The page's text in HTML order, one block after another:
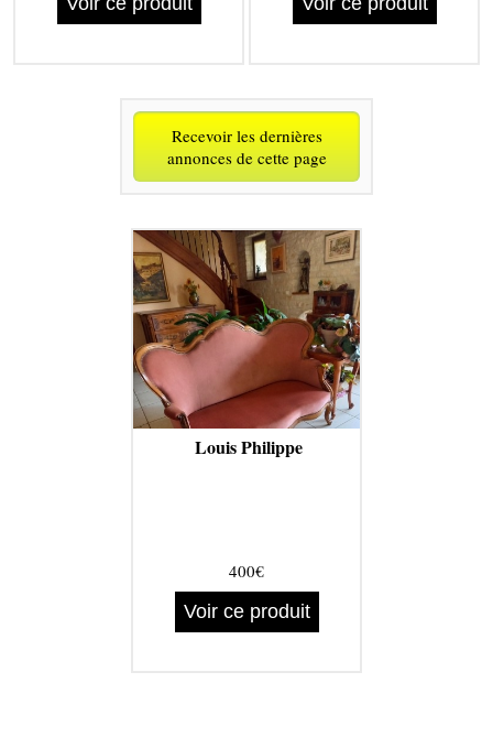
Recevoir les dernières
annonces de cette page
Louis Philippe
400€
Voir ce produit